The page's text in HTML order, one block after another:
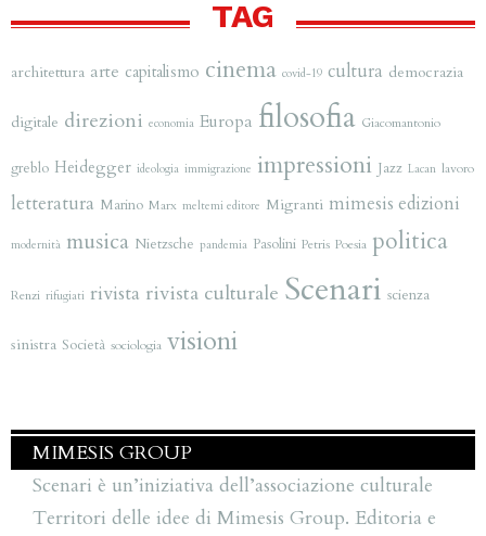
TAG
architettura arte capitalismo cinema covid-19 cultura democrazia
digitale direzioni economia Europa filosofia Giacomantonio
greblo Heidegger ideologia immigrazione impressioni Jazz Lacan lavoro
letteratura Marino Marx meltemi editore Migranti mimesis edizioni
modernità musica Nietzsche pandemia Pasolini Petris Poesia politica
Renzi rifugiati rivista rivista culturale Scenari scienza
sinistra Società sociologia visioni
MIMESIS GROUP
Scenari è un’iniziativa dell’associazione culturale
Territori delle idee di Mimesis Group. Editoria e